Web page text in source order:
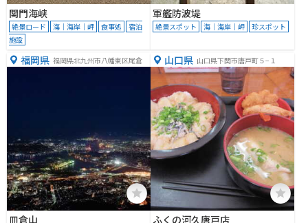
関門海峡
絶景ロード 海｜海岸｜岬 食事処
宿泊
施設
軍艦防波堤
絶景スポット 海｜海岸｜岬 珍スポット
福岡県 福岡県北九州市八幡東区尾倉
皿倉山
山口県 山口県下関市唐戸町５−１
ふくの河久唐戸店